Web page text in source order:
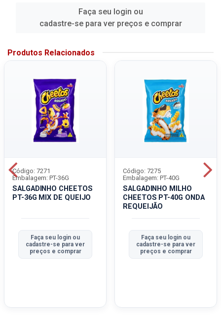
Faça seu login ou
cadastre-se para ver preços e comprar
Produtos Relacionados
SALGADINHO CHEETOS
PT-36G MIX DE QUEIJO
Código: 7271
Embalagem: PT-36G
Faça seu login ou
cadastre-se para ver
preços e comprar
SALGADINHO MILHO
CHEETOS PT-40G ONDA
REQUEIJÃO
Código: 7275
Embalagem: PT-40G
Faça seu login ou
cadastre-se para ver
preços e comprar